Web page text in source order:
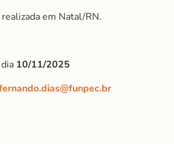
em Natal/RN.
10/11/2025